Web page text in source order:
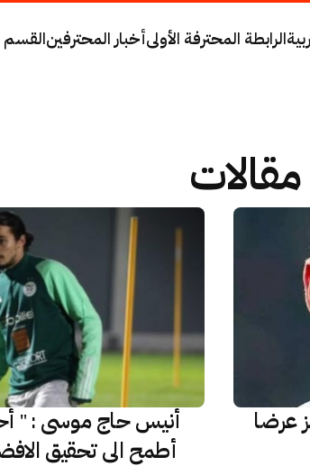
الرابطة المحترفة الأولىأخبار المحترفينالقسم
عرضا
أنيس حاج موسى : "
أطمح الى تحقيق